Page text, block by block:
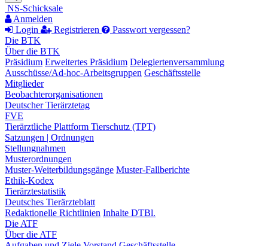
Suche
NS-Schicksale
Anmelden
Login
Registrieren
Passwort vergessen?
Die BTK
Über die BTK
Präsidium Erweitertes Präsidium Delegiertenversammlung
Ausschüsse/Ad-hoc-Arbeitsgruppen Geschäftsstelle
Mitglieder
Beobachterorganisationen
Deutscher Tierärztetag
FVE
Tierärztliche Plattform Tierschutz (TPT)
Satzungen | Ordnungen
Stellungnahmen
Musterordnungen
Muster-Weiterbildungsgänge Muster-Fallberichte
Ethik-Kodex
Tierärztestatistik
Deutsches Tierärzteblatt
Redaktionelle Richtlinien Inhalte DTBl.
Die ATF
Über die ATF